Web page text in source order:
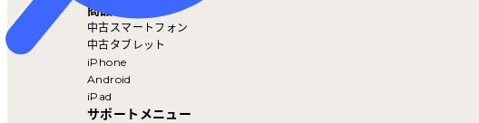
商品を探す
中古スマートフォン
中古タブレット
iPhone
Android
iPad
サポートメニュー